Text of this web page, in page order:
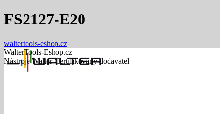
FS2127-E20
waltertools-eshop.cz
WalterTools-Eshop.cz
Nástroje Walter-Certifikovaný dodavatel